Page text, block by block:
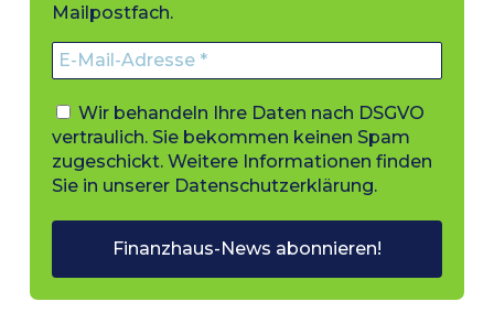
Mailpostfach.
Wir behandeln Ihre Daten nach DSGVO
vertraulich. Sie bekommen keinen Spam
zugeschickt. Weitere Informationen finden
Sie in unserer Datenschutzerklärung.